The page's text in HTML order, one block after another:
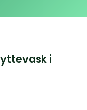
i